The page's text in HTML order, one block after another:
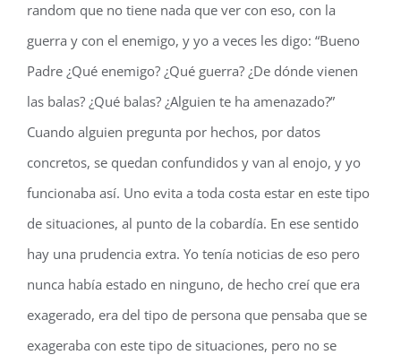
random que no tiene nada que ver con eso, con la
guerra y con el enemigo, y yo a veces les digo: “Bueno
Padre ¿Qué enemigo? ¿Qué guerra? ¿De dónde vienen
las balas? ¿Qué balas? ¿Alguien te ha amenazado?”
Cuando alguien pregunta por hechos, por datos
concretos, se quedan confundidos y van al enojo, y yo
funcionaba así. Uno evita a toda costa estar en este tipo
de situaciones, al punto de la cobardía. En ese sentido
hay una prudencia extra. Yo tenía noticias de eso pero
nunca había estado en ninguno, de hecho creí que era
exagerado, era del tipo de persona que pensaba que se
exageraba con este tipo de situaciones, pero no se